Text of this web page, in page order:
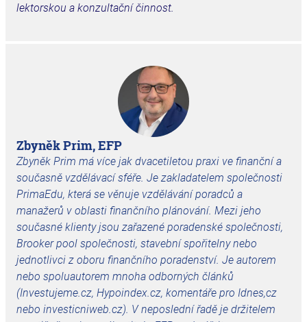
lektorskou a konzultační činnost.
Zbyněk Prim, EFP
Zbyněk Prim má více jak dvacetiletou praxi ve finanční a
současně vzdělávací sféře. Je zakladatelem společnosti
PrimaEdu, která se věnuje vzdělávání poradců a
manažerů v oblasti finančního plánování. Mezi jeho
současné klienty jsou zařazené poradenské společnosti,
Brooker pool společnosti, stavební spořitelny nebo
jednotlivci z oboru finančního poradenství. Je autorem
nebo spoluautorem mnoha odborných článků
(Investujeme.cz, Hypoindex.cz, komentáře pro Idnes,cz
nebo investicniweb.cz). V neposlední řadě je držitelem